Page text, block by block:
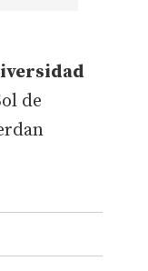
de